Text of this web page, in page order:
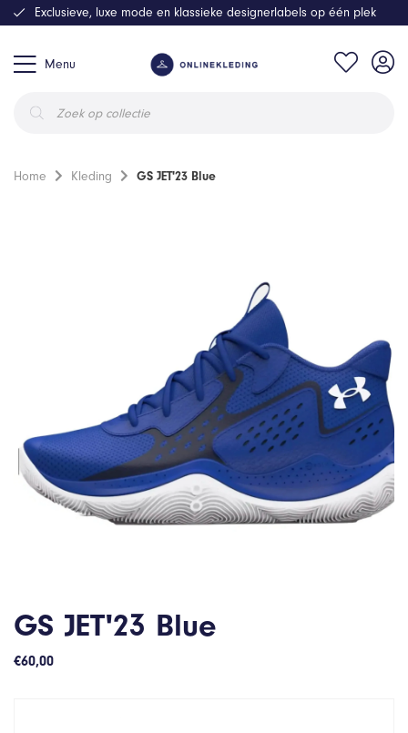
Menu
zoeken
Exclusieve, luxe mode en klassieke designerlabels op één plek
Home Kleding GS JET'23 Blue
GS JET'23 Blue
€60,00